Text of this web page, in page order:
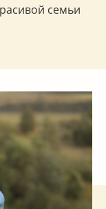
семьи